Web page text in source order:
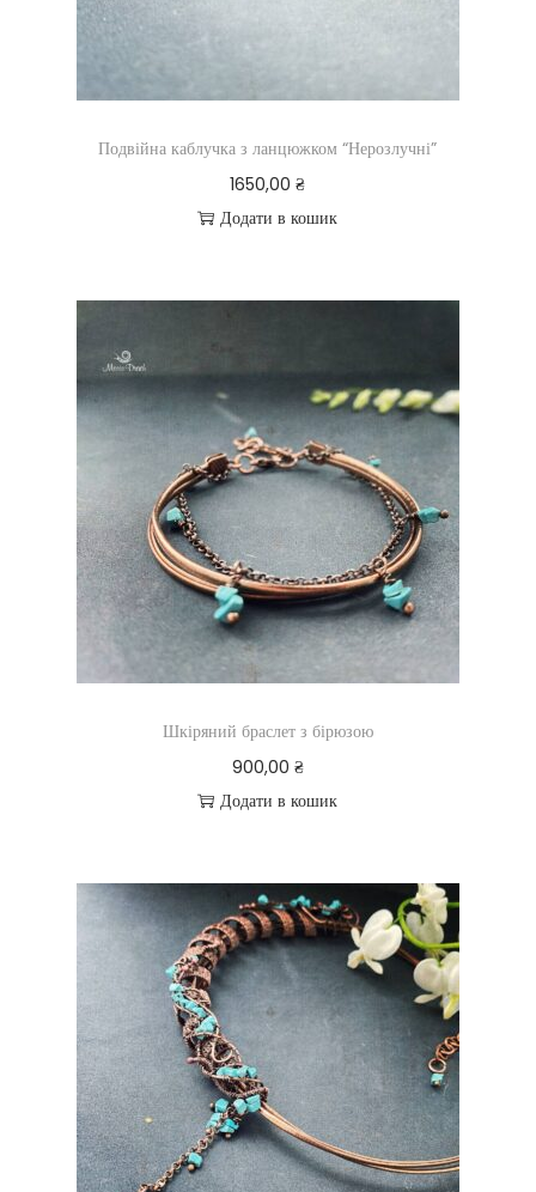
Подвійна каблучка з ланцюжком “Нерозлучні”
1650,00₴
Додати в кошик
Шкіряний браслет з бірюзою
900,00 ₴
Додати в кошик